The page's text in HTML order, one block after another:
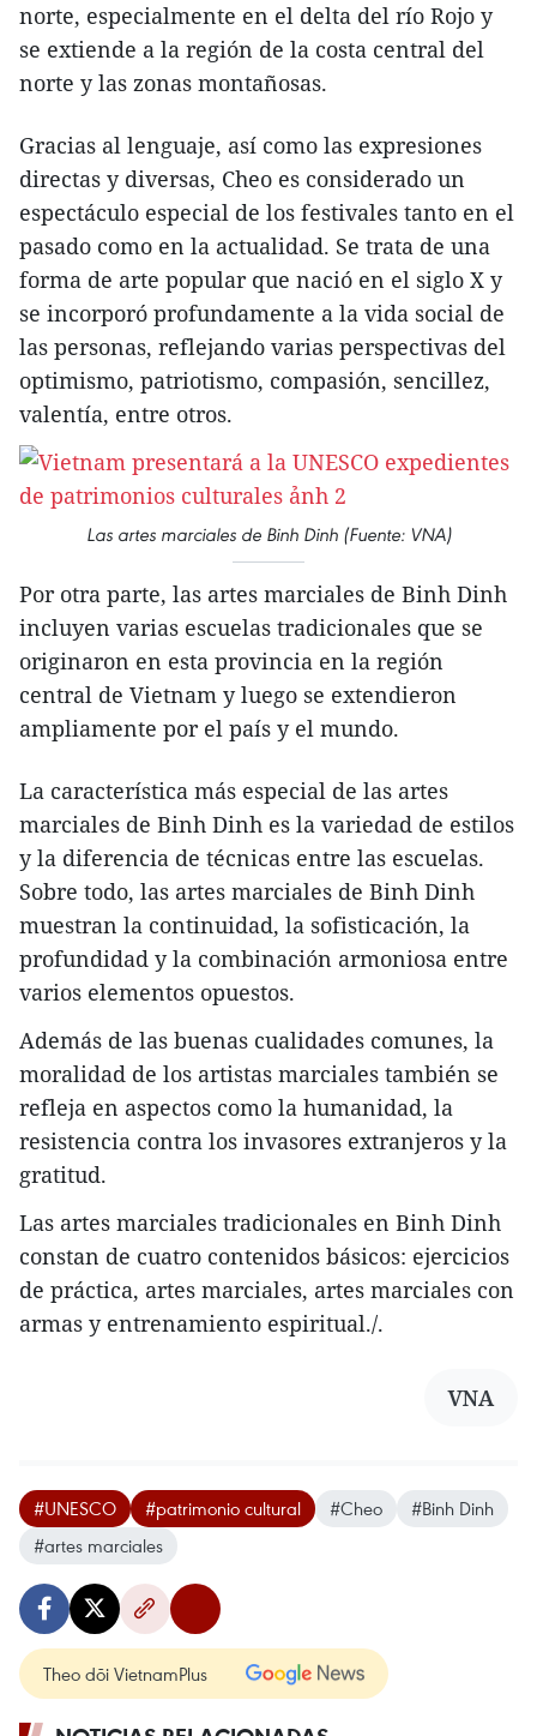
norte, especialmente en el delta del río Rojo y
se extiende a la región de la costa central del
norte y las zonas montañosas.
Gracias al lenguaje, así como las expresiones
directas y diversas, Cheo es considerado un
espectáculo especial de los festivales tanto en el
pasado como en la actualidad. Se trata de una
forma de arte popular que nació en el siglo X y
se incorporó profundamente a la vida social de
las personas, reflejando varias perspectivas del
optimismo, patriotismo, compasión, sencillez,
valentía, entre otros.
Las artes marciales de Binh Dinh (Fuente: VNA)
Por otra parte, las artes marciales de Binh Dinh
incluyen varias escuelas tradicionales que se
originaron en esta provincia en la región
central de Vietnam y luego se extendieron
ampliamente por el país y el mundo.
La característica más especial de las artes
marciales de Binh Dinh es la variedad de estilos
y la diferencia de técnicas entre las escuelas.
Sobre todo, las artes marciales de Binh Dinh
muestran la continuidad, la sofisticación, la
profundidad y la combinación armoniosa entre
varios elementos opuestos.
Además de las buenas cualidades comunes, la
moralidad de los artistas marciales también se
refleja en aspectos como la humanidad, la
resistencia contra los invasores extranjeros y la
gratitud.
Las artes marciales tradicionales en Binh Dinh
constan de cuatro contenidos básicos: ejercicios
de práctica, artes marciales, artes marciales con
armas y entrenamiento espiritual./.
VNA
#UNESCO #patrimonio cultural #Cheo
#Binh Dinh
#artes marciales
Theo dõi VietnamPlus